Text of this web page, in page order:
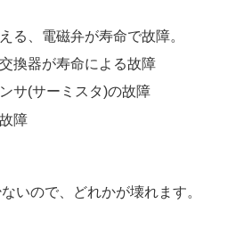
る、電磁弁が寿命で故障。
換器が寿命による故障
サ(サーミスタ)の故障
障
いので、どれかが壊れます。